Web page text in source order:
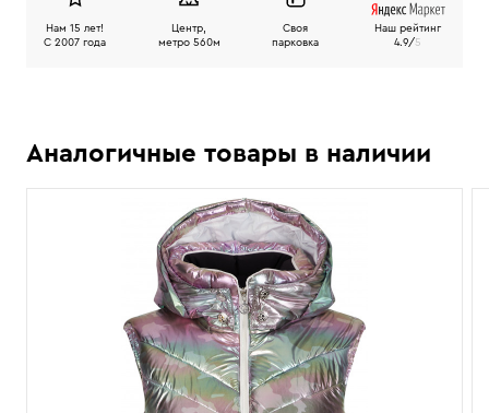
Нам 15 лет!
C 2007 года
Центр,
метро 560м
Своя
парковка
Наш рейтинг
4.9/5
Аналогичные товары в наличии